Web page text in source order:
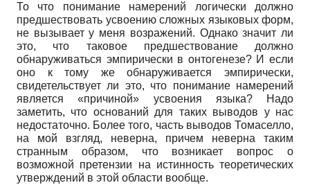
То что понимание намерений логически должно
предшествовать усвоению сложных языковых форм,
не вызывает у меня возражений. Однако значит ли
это, что таковое предшествование должно
обнаруживаться эмпирически в онтогенезе? И если
оно к тому же обнаруживается эмпирически,
свидетельствует ли это, что понимание намерений
является «причиной» усвоения языка? Надо
заметить, что оснований для таких выводов у нас
недостаточно. Более того, часть выводов Томаселло,
на мой взгляд, неверна, причем неверна таким
странным образом, что возникает вопрос о
возможной претензии на истинность теоретических
утверждений в этой области вообще.